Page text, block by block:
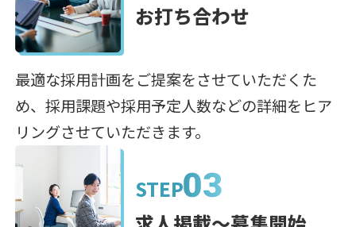
お打ち合わせ
最適な採用計画をご提案をさせていただくた
め、採用課題や採用予定人数などの詳細をヒア
リングさせていただきます。
STEP